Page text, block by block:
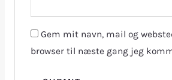
Gem mit navn, mail og
browser til næste gang jeg